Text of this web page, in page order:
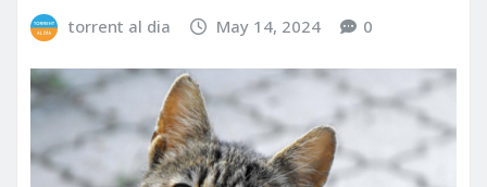
torrent al dia May 14, 2024 0